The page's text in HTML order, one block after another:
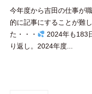
吉
田
豪
今年度から吉田の仕事が
的に記事にすることが難
た・・・
2024年も183
り返し。2024年度...